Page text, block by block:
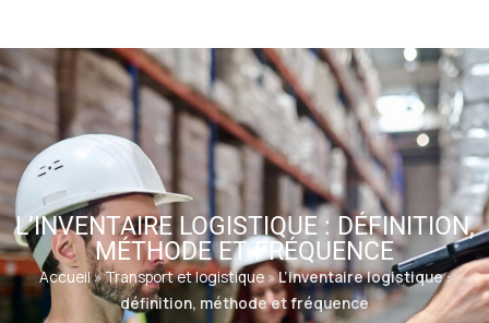
L’INVENTAIRE LOGISTIQUE : DÉFINITION,
MÉTHODE ET FRÉQUENCE
Accueil»Transport et logistique»L’inventaire logistique :
définition, méthode et fréquence